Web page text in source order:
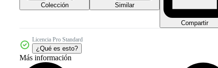
Colección Similar
Compartir
Licencia Pro Standard
¿Qué es esto?
Más información